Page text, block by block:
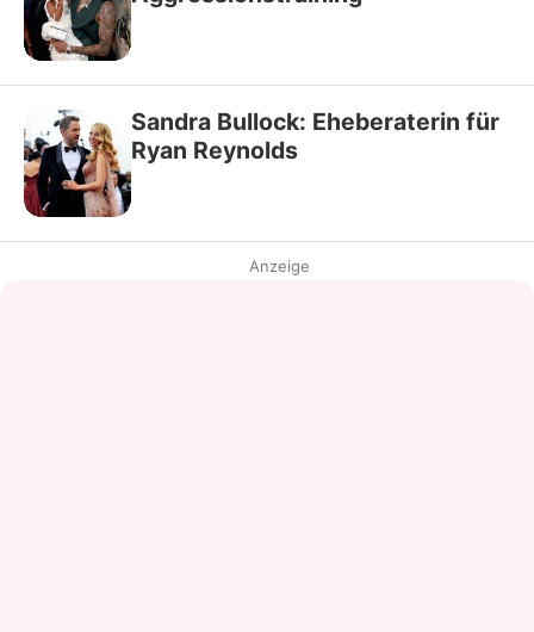
Sandra Bullock: Eheberaterin für
Ryan Reynolds
Anzeige